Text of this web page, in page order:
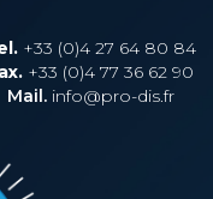
+33 (0)4 27 64 80 84
+33 (0)4 77 36 62 90
Mail.info@pro-dis.fr